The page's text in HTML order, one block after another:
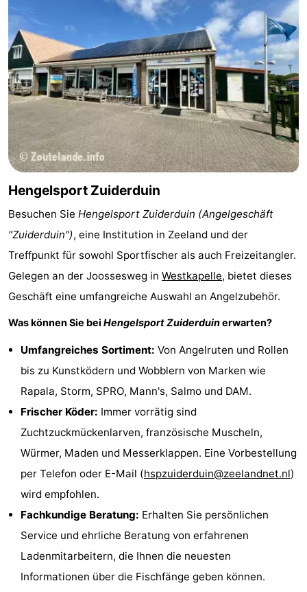
Städte
Natur
Führungen
Sport
Schwimmbader
-
Radfahren
-
Wandern
-
Golfplatze
-
und
trinken
Veranstaltungen
Ringstechen
Zoutelande
Actief
Praktisch
Forum
Route
Parken
Reisebuchshop
Hengelsport Zuiderduin
Besuchen Sie Hengelsport Zuiderduin (Angelgeschäft
"Zuiderduin"), eine Institution in Zeeland und der
Treffpunkt für sowohl Sportfischer als auch Freizeitangler.
Gelegen an der Joossesweg in Westkapelle, bietet dieses
Geschäft eine umfangreiche Auswahl an Angelzubehör.
Was können Sie bei Hengelsport Zuiderduinerwarten?
Umfangreiches Sortiment: Von Angelruten und Rollen
bis zu Kunstködern und Wobblern von Marken wie
Rapala, Storm, SPRO, Mann's, Salmo und DAM.
Frischer Köder: Immer vorrätig sind
Zuchtzuckmückenlarven, französische Muscheln,
Würmer, Maden und Messerklappen. Eine Vorbestellung
per Telefon oder E-Mail (hspzuiderduin@zeelandnet.nl)
wird empfohlen.
Fachkundige Beratung: Erhalten Sie persönlichen
Service und ehrliche Beratung von erfahrenen
Ladenmitarbeitern, die Ihnen die neuesten
Informationen über die Fischfänge geben können.